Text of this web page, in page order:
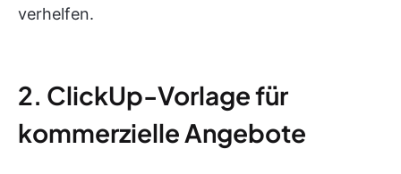
verhelfen.
2. ClickUp-Vorlage für
kommerzielle Angebote